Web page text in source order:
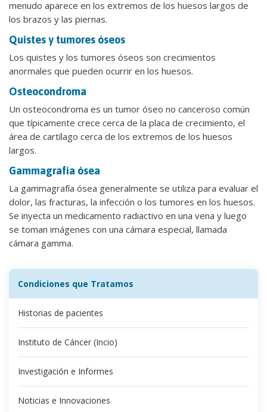
menudo aparece en los extremos de los huesos largos de
los brazos y las piernas.
Quistes y tumores óseos
Los quistes y los tumores óseos son crecimientos
anormales que pueden ocurrir en los huesos.
Osteocondroma
Un osteocondroma es un tumor óseo no canceroso común
que típicamente crece cerca de la placa de crecimiento, el
área de cartílago cerca de los extremos de los huesos
largos.
Gammagrafía ósea
La gammagrafía ósea generalmente se utiliza para evaluar el
dolor, las fracturas, la infección o los tumores en los huesos.
Se inyecta un medicamento radiactivo en una vena y luego
se toman imágenes con una cámara especial, llamada
cámara gamma.
Condiciones que Tratamos
Historias de pacientes
Instituto de Cáncer (Incio)
Investigación e Informes
Noticias e Innovaciones